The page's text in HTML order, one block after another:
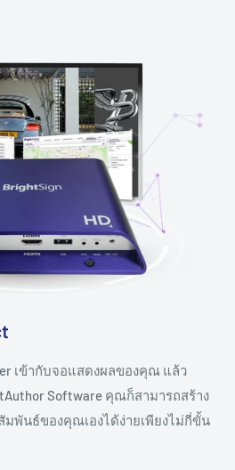
เข้ากับจอแสดงผลของคุณ แล้ว
Software คุณก็สามารถสร้าง
พันธ์ของคุณเองได้ง่ายเพียงไม่กี่ขั้น